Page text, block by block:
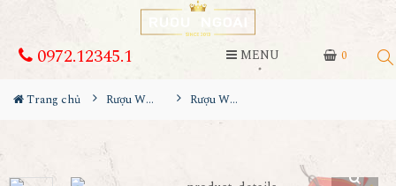
0
0972.12345.1 MENU
Trang chủ Rượu Whisky Rượu Whisky Bowmore 15YO Sherry Oak Cask